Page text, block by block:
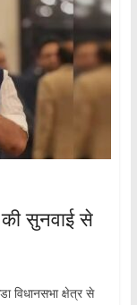
की सुनवाई से
विधानसभा क्षेत्र से